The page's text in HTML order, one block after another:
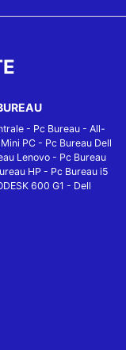
- Pc Bureau - All-
Mini PC - Pc Bureau Dell
Lenovo - Pc Bureau
HP - Pc Bureau i5
600 G1 - Dell